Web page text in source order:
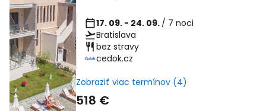
17. 09. - 24. 09. / 7 noci
Bratislava
bez stravy
cedok.cz
Zobraziť viac termínov (4)
518 €